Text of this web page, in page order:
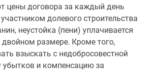
цены договора за каждый день
долевого строительства
неустойка (пени) уплачивается
размере. Кроме того,
взыскать с недобросовестной
и компенсацию за